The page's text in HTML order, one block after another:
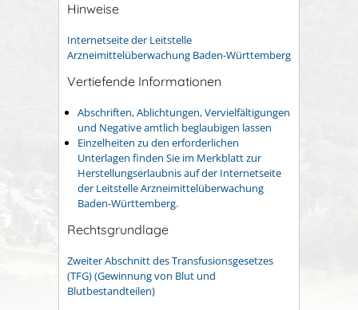
Hinweise
Internetseite der Leitstelle
Arzneimittelüberwachung Baden-Württemberg
Vertiefende Informationen
Abschriften, Ablichtungen, Vervielfältigungen
und Negative amtlich beglaubigen lassen
Einzelheiten zu den erforderlichen
Unterlagen finden Sie im Merkblatt zur
Herstellungserlaubnis auf der Internetseite
der Leitstelle Arzneimittelüberwachung
Baden-Württemberg.
Rechtsgrundlage
Zweiter Abschnitt des Transfusionsgesetzes
(TFG) (Gewinnung von Blut und
Blutbestandteilen)